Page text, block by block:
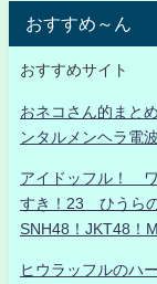
おすすめ～ん
おすすめサイト
おネコさん的まと
ンタルメンヘラ電
アイドッフル！
すき！23 ひうら
SNH48！JKT48！
ヒウラッフルのハ